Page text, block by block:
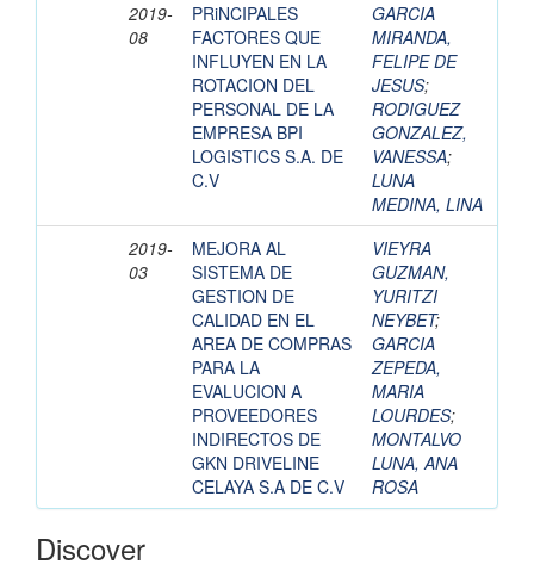
2019-
08
PRiNCIPALES
FACTORES QUE
INFLUYEN EN LA
ROTACION DEL
PERSONAL DE LA
EMPRESA BPI
LOGISTICS S.A. DE
C.V
GARCIA
MIRANDA,
FELIPE DE
JESUS;
RODIGUEZ
GONZALEZ,
VANESSA;
LUNA
MEDINA, LINA
2019-
03
MEJORA AL
SISTEMA DE
GESTION DE
CALIDAD EN EL
AREA DE COMPRAS
PARA LA
EVALUCION A
PROVEEDORES
INDIRECTOS DE
GKN DRIVELINE
CELAYA S.A DE C.V
VIEYRA
GUZMAN,
YURITZI
NEYBET;
GARCIA
ZEPEDA,
MARIA
LOURDES;
MONTALVO
LUNA, ANA
ROSA
Discover